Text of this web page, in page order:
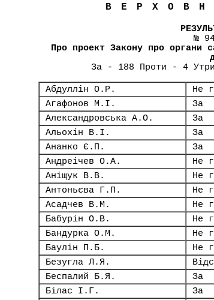
№
Про проект Закону про органи
За - 188 Проти - 4
Абдуллін О.Р.
Не
Агафонов М.І.
За
Александровська А.О.
За
Альохін В.І.
За
Ананко Є.П.
За
Андреічев О.А.
Не
Аніщук В.В.
Не
Антоньєва Г.П.
Не
Асадчев В.М.
Не
Бабурін О.В.
Не
Бандурка О.М.
Не
Баулін П.Б.
Не
Безугла Л.Я.
Беспалий Б.Я.
За
Білас І.Г.
За